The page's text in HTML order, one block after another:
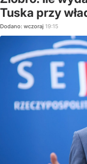
Tuska przy
Dodano: wczoraj 19:15